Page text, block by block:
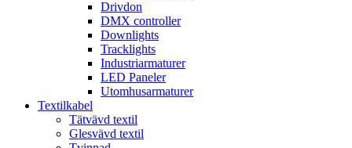
Drivdon
DMX controller
Downlights
Tracklights
Industriarmaturer
LED Paneler
Utomhusarmaturer
Textilkabel
Tätvävd textil
Glesvävd textil